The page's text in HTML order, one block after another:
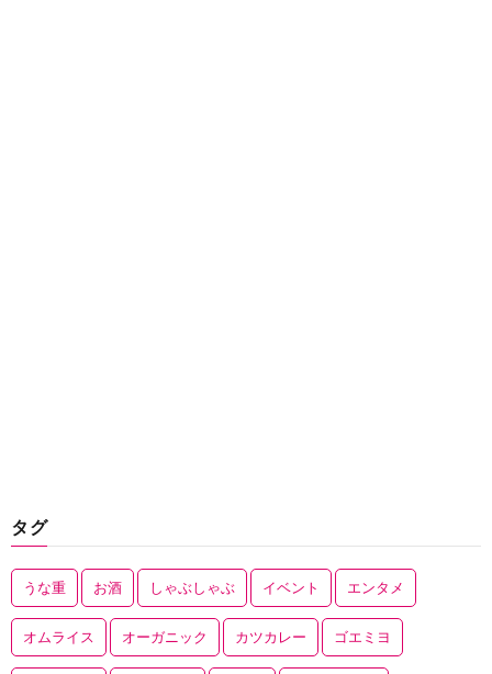
タグ
うな重 お酒 しゃぶしゃぶ イベント エンタメ
オムライス オーガニック カツカレー ゴエミヨ